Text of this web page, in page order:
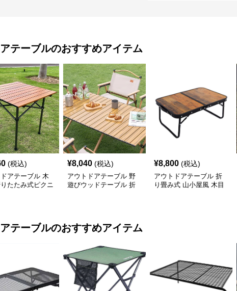
テーブルのおすすめアイテム
(税込)
アテーブル 木
たたみ式ピクニ
¥8,040 (税込)
アウトドアテーブル 野
遊びウッドテーブル 折
¥8,800 (税込)
アウトドアテーブル 折
り畳み式 山小屋風 木目
テーブルのおすすめアイテム